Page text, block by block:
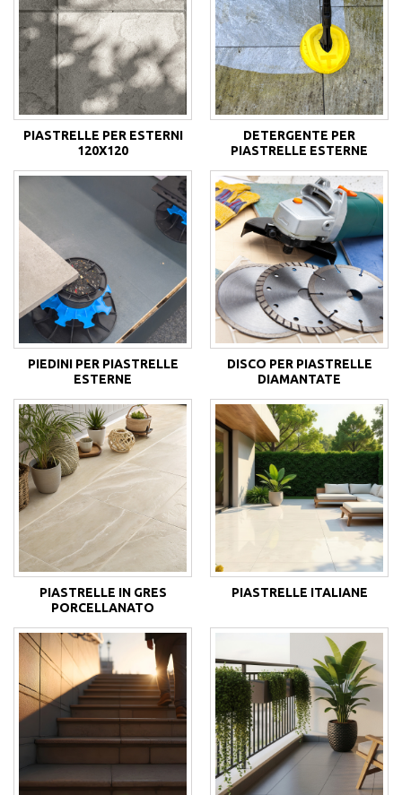
PIASTRELLE PER ESTERNI
120X120
DETERGENTE PER
PIASTRELLE ESTERNE
PIEDINI PER PIASTRELLE
ESTERNE
DISCO PER PIASTRELLE
DIAMANTATE
PIASTRELLE IN GRES
PORCELLANATO
PIASTRELLE ITALIANE